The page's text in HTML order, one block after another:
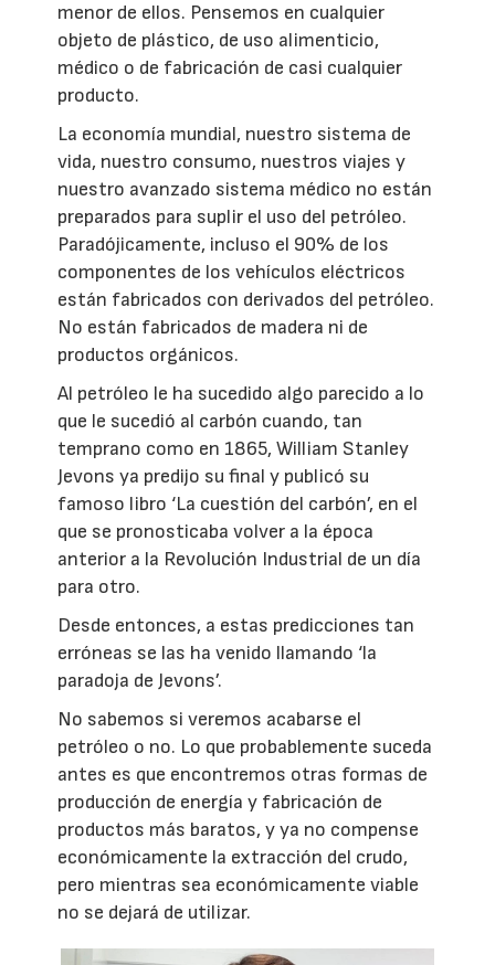
menor de ellos. Pensemos en cualquier
objeto de plástico, de uso alimenticio,
médico o de fabricación de casi cualquier
producto.
La economía mundial, nuestro sistema de
vida, nuestro consumo, nuestros viajes y
nuestro avanzado sistema médico no están
preparados para suplir el uso del petróleo.
Paradójicamente, incluso el 90% de los
componentes de los vehículos eléctricos
están fabricados con derivados del petróleo.
No están fabricados de madera ni de
productos orgánicos.
Al petróleo le ha sucedido algo parecido a lo
que le sucedió al carbón cuando, tan
temprano como en 1865, William Stanley
Jevons ya predijo su final y publicó su
famoso libro ‘La cuestión del carbón’, en el
que se pronosticaba volver a la época
anterior a la Revolución Industrial de un día
para otro.
Desde entonces, a estas predicciones tan
erróneas se las ha venido llamando ‘la
paradoja de Jevons’.
No sabemos si veremos acabarse el
petróleo o no. Lo que probablemente suceda
antes es que encontremos otras formas de
producción de energía y fabricación de
productos más baratos, y ya no compense
económicamente la extracción del crudo,
pero mientras sea económicamente viable
no se dejará de utilizar.